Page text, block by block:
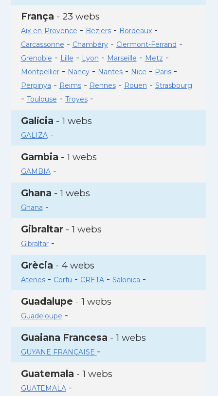
França - 23 webs
Aix-en-Provence - Beziers- Bordeaux-
Carcassonne - Chambéry- Clermont-Ferrand -
Grenoble - Lille - Lyon - Marseille - Metz -
Montpellier- Nancy- Nantes- Nice - Paris-
Perpinya - Reims- Rennes- Rouen - Strasbourg
- Toulouse - Troyes-
Galícia - 1 webs
GALIZA-
Gambia - 1 webs
GAMBIA-
Ghana - 1 webs
Ghana -
Gibraltar- 1 webs
Gibraltar-
Grècia - 4 webs
Atenes- Corfu - CRETA- Salonica -
Guadalupe - 1 webs
Guadeloupe -
Guaiana Francesa - 1 webs
GUYANE FRANÇAISE -
Guatemala - 1 webs
GUATEMALA-